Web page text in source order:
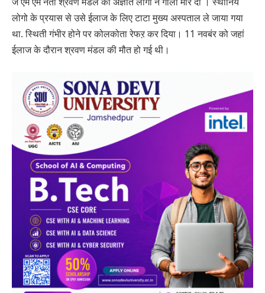
लोगो के प्रयास से उसे ईलाज के लिए टाटा मुख्य अस्पताल ले जाया गया
था. स्थिती गंभीर होने पर कोलकोता रेफऱ कर दिया। 11 नवबंर को जहां
ईलाज के दौरान श्रवण मंडल की मौत हो गई थी।